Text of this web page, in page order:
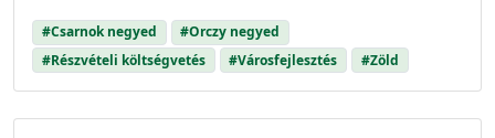
#Csarnok negyed
#Orczy negyed
#Részvételi költségvetés
#Városfejlesztés #Zöld